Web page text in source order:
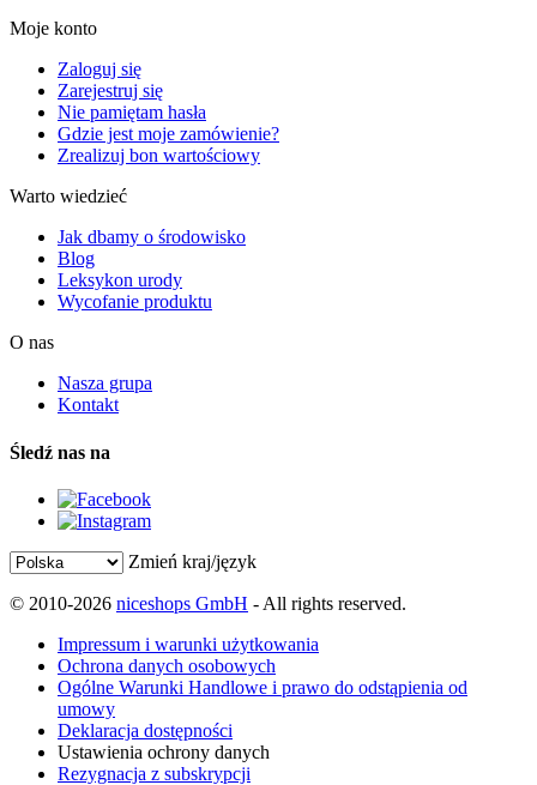
Moje konto
Zaloguj się
Zarejestruj się
Nie pamiętam hasła
Gdzie jest moje zamówienie?
Zrealizuj bon wartościowy
Warto wiedzieć
Jak dbamy o środowisko
Blog
Leksykon urody
Wycofanie produktu
O nas
Nasza grupa
Kontakt
Śledź nas na
Zmień kraj/język
© 2010-2026 niceshops GmbH - All rights reserved.
Impressum i warunki użytkowania
Ochrona danych osobowych
Ogólne Warunki Handlowe i prawo do odstąpienia od
umowy
Deklaracja dostępności
Ustawienia ochrony danych
Rezygnacja z subskrypcji